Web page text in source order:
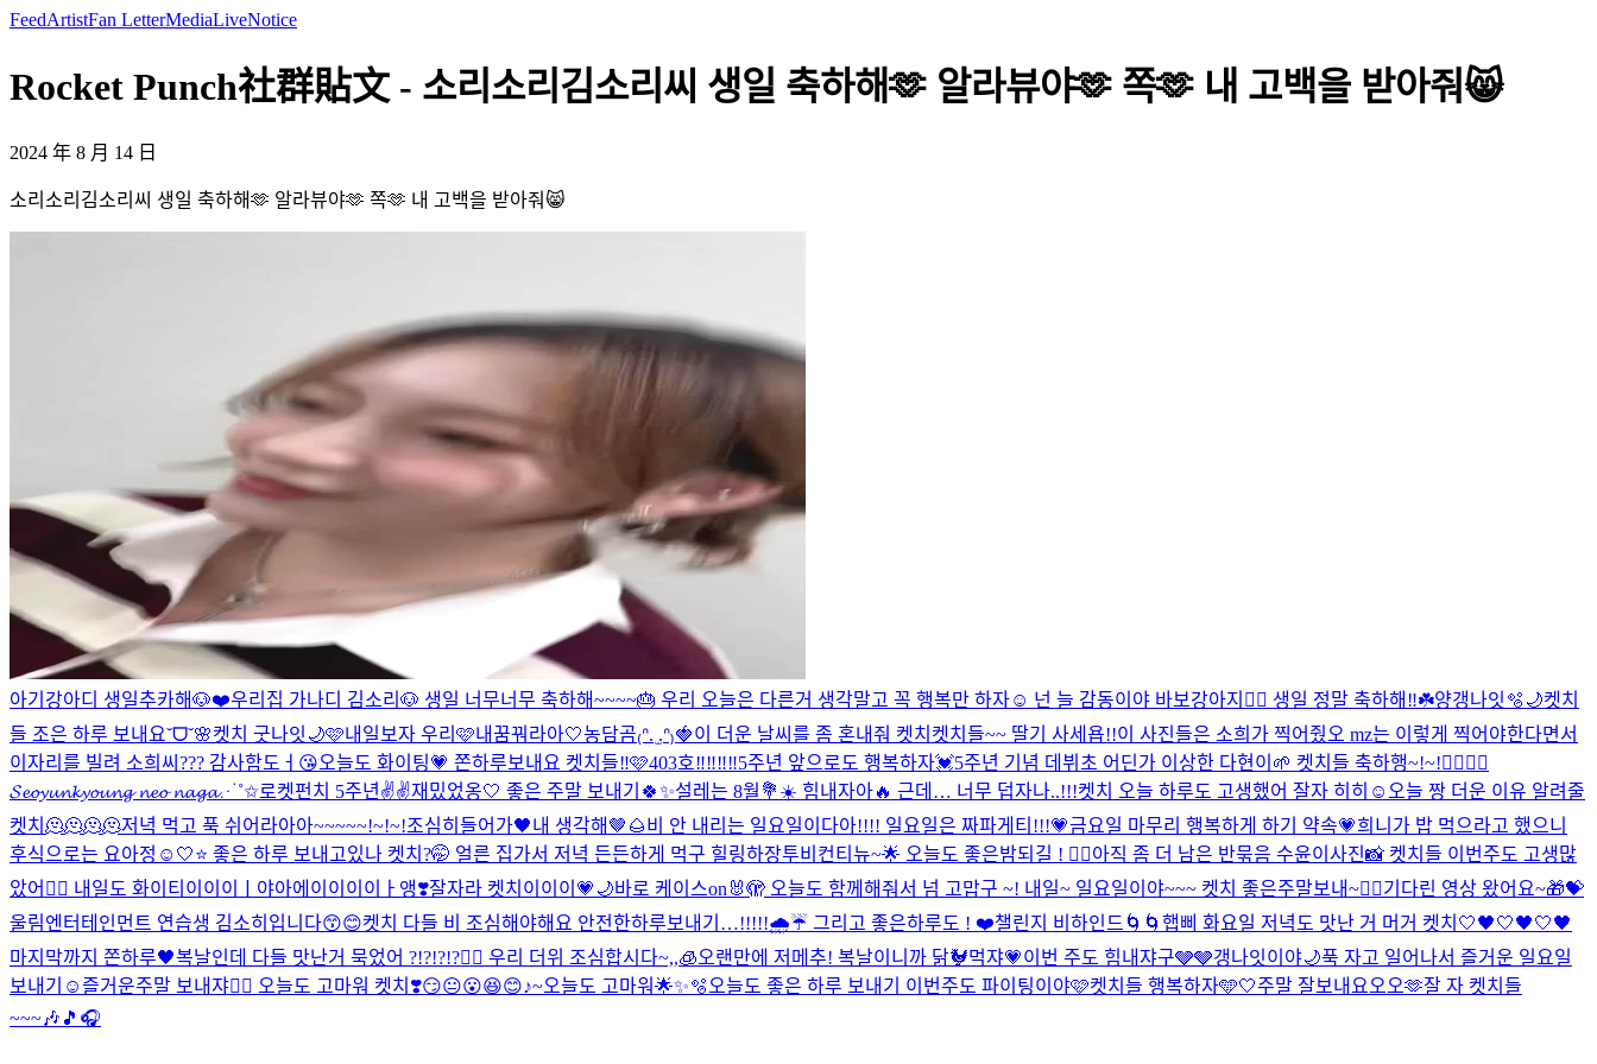
FeedArtistFan LetterMediaLiveNotice
Rocket Punch社群貼文 - 소리소리김소리씨 생일 축하해🫶 알라뷰야🫶 쪽🫶 내 고백을 받아줘😸
2024 年 8 月 14 日
소리소리김소리씨 생일 축하해🫶 알라뷰야🫶 쪽🫶 내 고백을 받아줘😸
아기강아디 생일추카해🐶❤️우리집 가나디 김소리🐶 생일 너무너무 축하해~~~~🎂 우리 오늘은 다른거 생각말고 꼭 행복만 하자☺️ 넌 늘 감동이야 바보강아지❤️‍🔥 생일 정말 축하해‼️☘️양갱나잇🫧🌙켓치
들 조은 하루 보내요˘ᗜ˘🌸켓치 굿나잇🌙🩷내일보자 우리🩷내꿈꿔라아🤍농담곰₍ᐢ. ̫.ᐢ₎🍓이 더운 날씨를 좀 혼내줘 켓치 켓치들~~ 딸기 사세욥!!이 사진들은 소희가 찍어줬오 mz는 이렇게 찍어야한다면서
이자리를 빌려 소희씨??? 감사함도ㅓ😘오늘도 화이팅💗 쫀하루보내요 켓치들‼️🩷403호‼️‼️‼️‼️5주년 앞으로도 행복하자💓5주년 기념 데뷔초 어딘가 이상한 다현이🌱 켓치들 축하행~!~!❤️‍🔥❤️‍🔥
𝓢𝓮𝓸𝔂𝓾𝓷𝓴𝔂𝓸𝓾𝓷𝓰 𝓷𝓮𝓸 𝓷𝓪𝓰𝓪⋰˚✩로켓펀치 5주년✌️✌️재밌었옹🤍 좋은 주말 보내기🍀✨설레는 8월💐☀️ 힘내자아🔥 근데… 너무 덥자나..!!!켓치 오늘 하루도 고생했어 잘자 히히☺ 오늘 짱 더운 이유 알려줄
켓치🫠🫠🫠🫠저녁 먹고 푹 쉬어라아아~~~~~!~!~!조심히들어가🖤내 생각해🤎🌰비 안 내리는 일요일이다아!!!! 일요일은 짜파게티!!!💗금요일 마무리 행복하게 하기 약속💗희니가 밥 먹으라고 했으니
후식으로는 요아정☺️ 🤍⭐️ 좋은 하루 보내고있나 켓치?🤭 얼른 집가서 저녁 든든하게 먹구 힐링하장투비컨티뉴~🌟 오늘도 좋은밤되길 ! ❤️‍🔥아직 좀 더 남은 반묶음 수윤이사진📸 켓치들 이번주도 고생많
았어❤️‍🔥 내일도 화이티이이이ㅣ야아에이이이이ㅏ앵❣️잘자라 켓치이이이💗🌙바로 케이스on🐰🫣 오늘도 함께해줘서 넘 고맙구 ~! 내일~ 일요일이야~~~ 켓치 좋은주말보내~❤️‍🔥기다린 영상 왔어요~🎁💝
울림엔터테인먼트 연습생 김소히입니다😙😊켓치 다들 비 조심해야해요 안전한하루보내기…!!!!!🌧️☔️ 그리고 좋은하루도 ! ❤️챌린지 비하인드🌀🌀 햅삐 화요일 저녁도 맛난 거 머거 켓치🤍🖤🤍🖤🤍🖤
마지막까지 쫀하루🖤복날인데 다들 맛난거 묵었어 ?!?!?!?❤️‍🔥 우리 더위 조심합시다~,,🧊오랜만에 저메추! 복날이니까 닭🐓먹쟈💗이번 주도 힘내쟈구🩶🩶갱나잇이야🌙푹 자고 일어나서 즐거운 일요일
보내기☺️즐거운주말 보내쟈❤️‍🔥 오늘도 고마워 켓치❣️😏😐😮😆😊♪~오늘도 고마워🌟✨🫧 오늘도 좋은 하루 보내기 이번주도 파이팅이야🩷켓치들 행복하자🩵🤍주말 잘보내요오오🫶잘 자 켓치들
~~~🎶🎵🎧